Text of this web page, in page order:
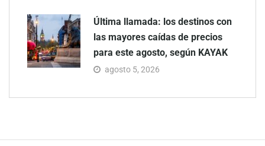
Última llamada: los destinos con
las mayores caídas de precios
para este agosto, según KAYAK
agosto 5, 2026